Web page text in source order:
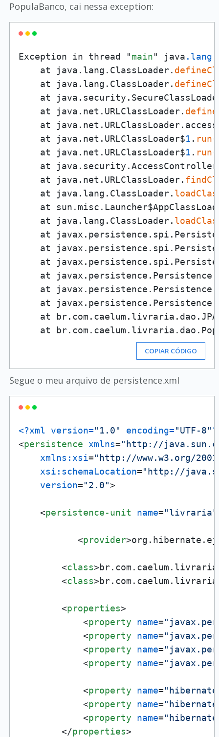
PopulaBanco, cai nessa exception:
Exception in thread "main" java .lang
    at java.lang.ClassLoader.
    at java.lang.ClassLoader.
at
    at java.net.URLClassLoader.
at
    at java.net.URLClassLoader$
1 . run
    at java.net.URLClassLoader$
1 . run
at
    at java.net.URLClassLoader.
    at java.lang.ClassLoader.
at
    at java.lang.ClassLoader.
at
at
at
    at javax.persistence.Persistence.
    at javax.persistence.Persistence.
    at javax.persistence.Persistence.
at
at
COPIAR CÓDIGO
Segue o meu arquivo de persistence.xml
<?xml version="1.0" encoding="UTF-8"
<persistence xmlns="http://
xmlns:xsi="http://www.w3.org/
xsi:schemaLocation="http://
version="2.0">
<persistence-unit name="livraria"
<provider>
<class>
<class>
<properties>
<property name=
<property name=
<property name=
<property name=
<property name=
<property name=
<property name=
</properties>